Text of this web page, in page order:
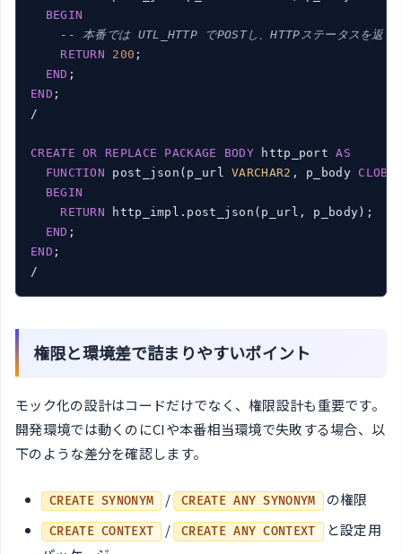
BEGIN
-- 本番では UTL_HTTP でPOSTし、HTTPステータスを返す
RETURN
200 ;
END
END ;
/
CREATE OR REPLACE PACKAGE BODY http_port AS
FUNCTION post_json(p_url VARCHAR2 , p_body CLOB
BEGIN
RETURN http_impl.post_json(p_url, p_body);
END
END ;
/
権限と環境差で詰まりやすいポイント
モック化の設計はコードだけでなく、権限設計も重要です。
開発環境では動くのにCIや本番相当環境で失敗する場合、以
下のような差分を確認します。
CREATE SYNONYM / CREATE ANY SYNONYM の権限
CREATE CONTEXT / CREATE ANY CONTEXT と設定用